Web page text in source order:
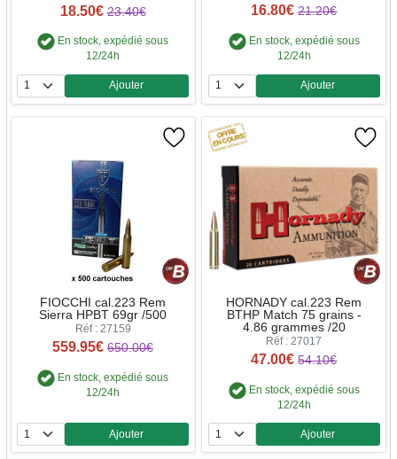
18.50€ 23.40€
En stock, expédié sous
12/24h
Quantité
Ajouter
16.80€ 21.20€
En stock, expédié sous
12/24h
Quantité
Ajouter
FIOCCHI cal.223 Rem
Sierra HPBT 69gr /500
Réf : 27159
559.95€ 650.00€
En stock, expédié sous
12/24h
Quantité
Ajouter
HORNADY cal.223 Rem
BTHP Match 75 grains -
4.86 grammes /20
Réf : 27017
47.00€ 54.10€
En stock, expédié sous
12/24h
Quantité
Ajouter